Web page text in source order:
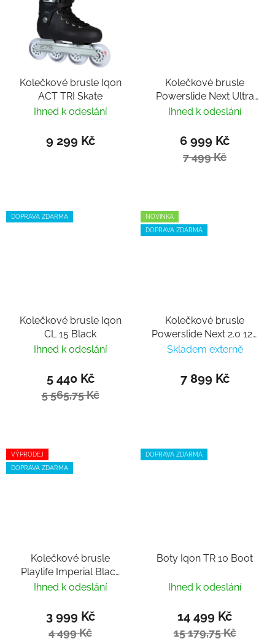
Kolečkové brusle Iqon
ACT TRI Skate
Ihned k odeslání
9 299 Kč
Kolečkové brusle
Powerslide Next Ultra
black 110 Trinity
Ihned k odeslání
6 999 Kč
7 499 Kč
DOPRAVA ZDARMA
Kolečkové brusle Iqon
CL 15 Black
Ihned k odeslání
5 440 Kč
5 565,75 Kč
NOVINKA
DOPRAVA ZDARMA
Kolečkové brusle
Powerslide Next 2.0 125
Deep Blue
Skladem externě
7 899 Kč
VÝPRODEJ
DOPRAVA ZDARMA
Kolečkové brusle
Playlife Imperial Black
White 110
Ihned k odeslání
3 999 Kč
4 499 Kč
DOPRAVA ZDARMA
Boty Iqon TR 10 Boot
Ihned k odeslání
14 499 Kč
15 179,75 Kč